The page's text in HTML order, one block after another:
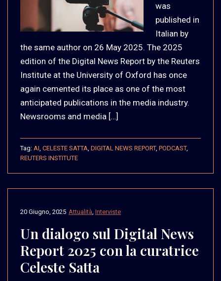
was
published in
Italian by
the same author on 26 May 2025. The 2025
edition of the Digital News Report by the Reuters
Institute at the University of Oxford has once
again cemented its place as one of the most
anticipated publications in the media industry.
Newsrooms and media […]
Tag: AI CELESTE SATTA DIGITAL NEWS REPORT, PODCAST,
REUTERS INSTITUTE
Attualità Interviste
20 Giugno, 2025
Un dialogo sul Digital News
Report 2025 con la curatrice
Celeste Satta